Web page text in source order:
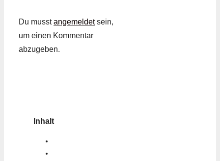
Du musstangemeldetsein,
um einen Kommentar
abzugeben.
Inhalt